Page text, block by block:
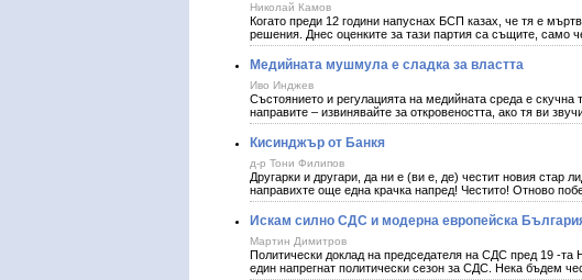
Николай Камов
Когато преди 12 години напуснах БСП казах, че тя е
решения. Днес оценките за тази партия са същите, само
Медийната мушмула е сладка за властта
Иво Инджев
Състоянието и регулацията на медийната среда е
направите – извинявайте за откровеността, ако тя ви
Кисинджър от Банкя
д-р Тони Филипов
Другарки и другари, да ни е (ви е, де) честит новия стар
направихте още една крачка напред! Честито! Отново
Искам силно СДС и модерна европейска
Мартин Димитров
Политически доклад на председателя на СДС пред 19 -
един напрегнат политически сезон за СДС. Нека бъдем